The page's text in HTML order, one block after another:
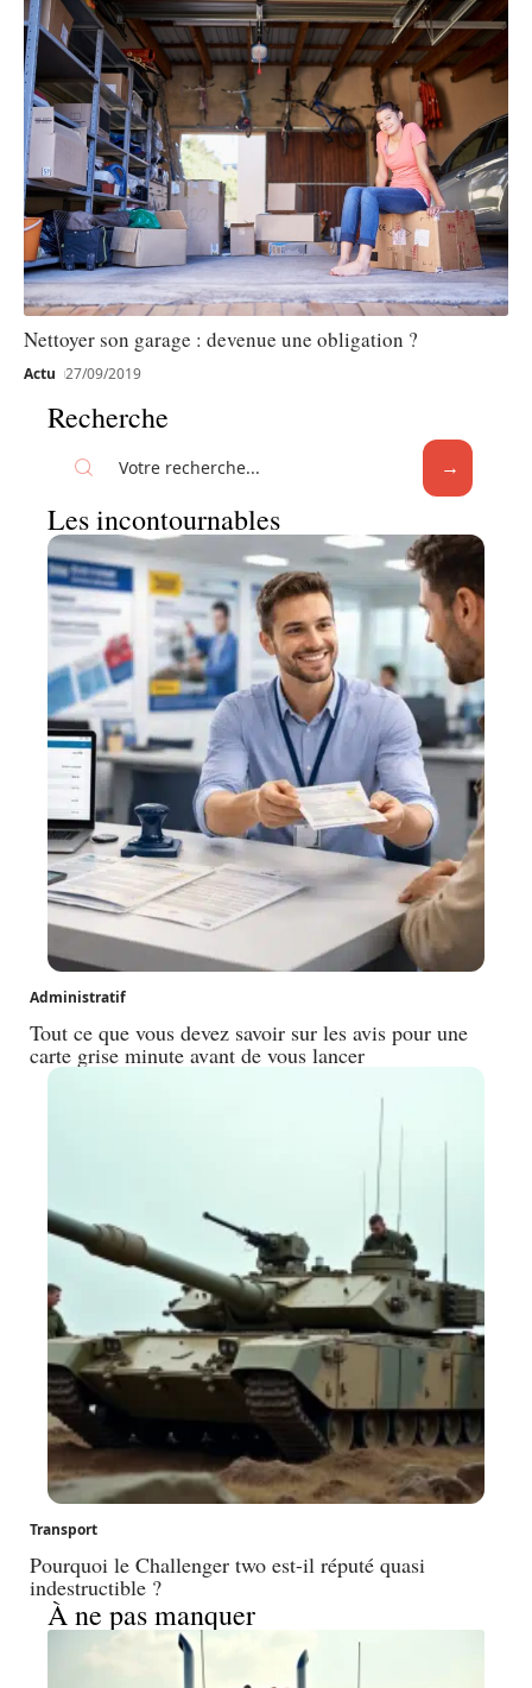
Nettoyer son garage : devenue une obligation ?
Actu 27/09/2019
Recherche
Les incontournables
Administratif
Tout ce que vous devez savoir sur les avis pour une
carte grise minute avant de vous lancer
Transport
Pourquoi le Challenger two est-il réputé quasi
indestructible ?
À ne pas manquer